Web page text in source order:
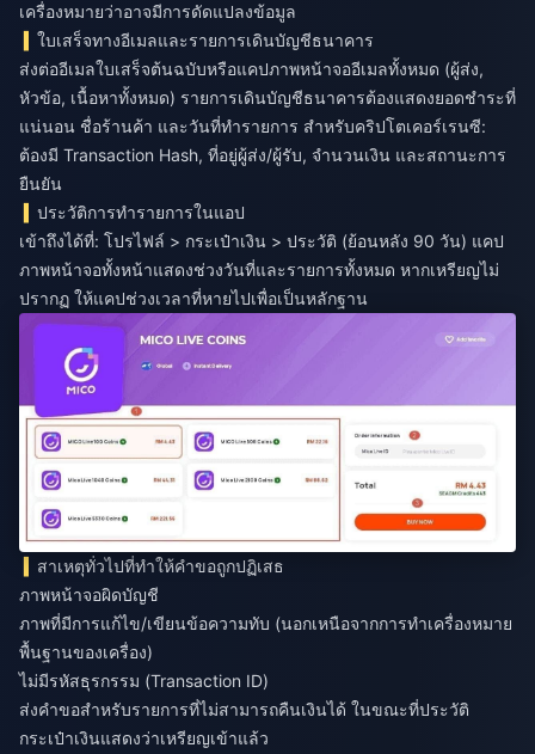
เครื่องหมายว่าอาจมีการดัดแปลงข้อมูล
ใบเสร็จทางอีเมลและรายการเดินบัญชีธนาคาร
ส่งต่ออีเมลใบเสร็จต้นฉบับหรือแคปภาพหน้าจออีเมลทั้งหมด (ผู้ส่ง,
หัวข้อ, เนื้อหาทั้งหมด) รายการเดินบัญชีธนาคารต้องแสดงยอดชำระที่
แน่นอน ชื่อร้านค้า และวันที่ทำรายการ สำหรับคริปโตเคอร์เรนซี:
ต้องมี Transaction Hash, ที่อยู่ผู้ส่ง/ผู้รับ, จำนวนเงิน และสถานะการ
ยืนยัน
ประวัติการทำรายการในแอป
เข้าถึงได้ที่: โปรไฟล์ > กระเป๋าเงิน > ประวัติ (ย้อนหลัง 90 วัน) แคป
ภาพหน้าจอทั้งหน้าแสดงช่วงวันที่และรายการทั้งหมด หากเหรียญไม่
ปรากฏ ให้แคปช่วงเวลาที่หายไปเพื่อเป็นหลักฐาน
สาเหตุทั่วไปที่ทำให้คำขอถูกปฏิเสธ
ภาพหน้าจอผิดบัญชี
ภาพที่มีการแก้ไข/เขียนข้อความทับ (นอกเหนือจากการทำเครื่องหมาย
พื้นฐานของเครื่อง)
ไม่มีรหัสธุรกรรม (Transaction ID)
ส่งคำขอสำหรับรายการที่ไม่สามารถคืนเงินได้ ในขณะที่ประวัติ
กระเป๋าเงินแสดงว่าเหรียญเข้าแล้ว